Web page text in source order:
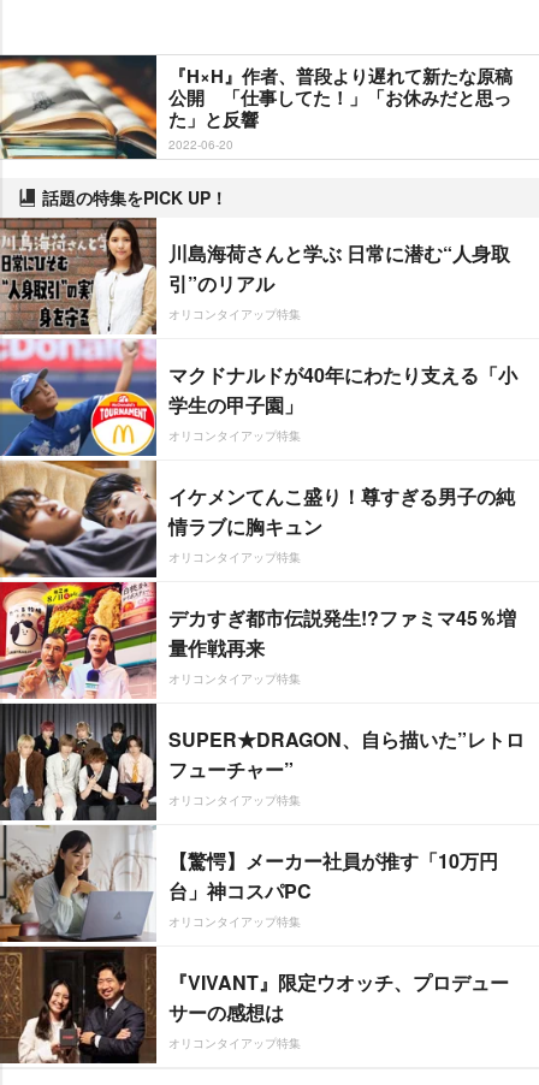
『H×H』作者、普段より遅れて新たな原稿
公開 「仕事してた！」「お休みだと思っ
た」と反響
2022-06-20
話題の特集をPICK UP！
川島海荷さんと学ぶ 日常に潜む“人身取
引”のリアル
オリコンタイアップ特集
マクドナルドが40年にわたり支える「小
学生の甲子園」
オリコンタイアップ特集
イケメンてんこ盛り！尊すぎる男子の純
情ラブに胸キュン
オリコンタイアップ特集
デカすぎ都市伝説発生!?ファミマ45％増
量作戦再来
オリコンタイアップ特集
SUPER★DRAGON、自ら描いた”レトロ
フューチャー”
オリコンタイアップ特集
【驚愕】メーカー社員が推す「10万円
台」神コスパPC
オリコンタイアップ特集
『VIVANT』限定ウオッチ、プロデュー
サーの感想は
オリコンタイアップ特集